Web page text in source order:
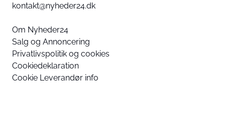
kontakt@nyheder24.dk
Om Nyheder24
Salg og Annoncering
Privatlivspolitik og cookies
Cookiedeklaration
Cookie Leverandør info